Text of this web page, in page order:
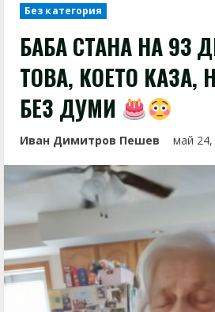
Без категория
БАБА СТАНА НА 93
ТОВА, КОЕТО КАЗА,
БЕЗ ДУМИ
Иван Димитров Пешев май 24,